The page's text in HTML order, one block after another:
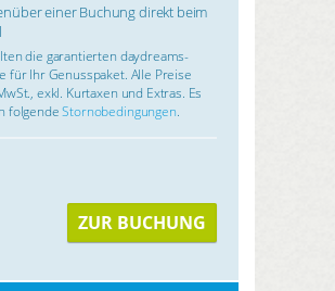
einer Buchung direkt beim
die garantierten daydreams-
für Ihr Genusspaket. Alle Preise
exkl. Kurtaxen und Extras. Es
folgendeStornobedingungen.
ZUR BUCHUNG